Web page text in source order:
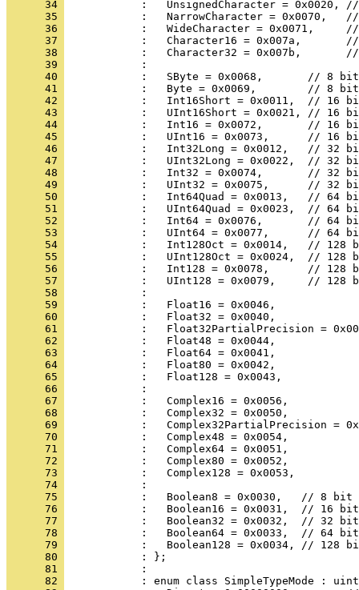
      34
      35
      36
      37
      38
      39
      40
      41
      42
      43
      44
      45
      46
      47
      48
      49
      50
      51
      52
      53
      54
      55
      56
      57
      58
      59
      60
      61
      62
      63
      64
      65
      66
      67
      68
      69
      70
      71
      72
      73
      74
      75
      76
      77
      78
      79
      80
      81
      82